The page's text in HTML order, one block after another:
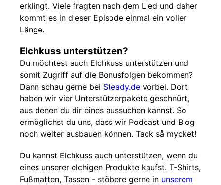
erklingt. Viele fragten nach dem Lied und daher
kommt es in dieser Episode einmal ein voller
Länge.
Elchkuss unterstützen?
Du möchtest auch Elchkuss unterstützen und
somit Zugriff auf die Bonusfolgen bekommen?
Dann schau gerne bei Steady.de vorbei. Dort
haben wir vier Unterstützerpakete geschnürt,
aus denen du dir eines aussuchen kannst. So
ermöglichst du uns, dass wir Podcast und Blog
noch weiter ausbauen können. Tack så mycket!
Du kannst Elchkuss auch unterstützen, wenn du
eines unserer elchigen Produkte kaufst. T-Shirts,
Fußmatten, Tassen - stöbere gerne in unserem